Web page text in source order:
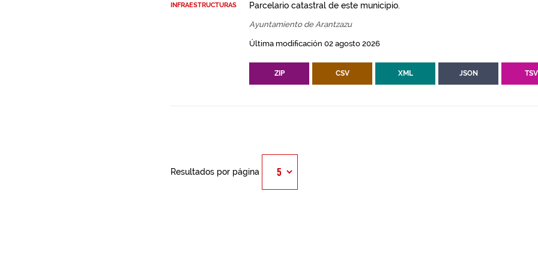
INFRAESTRUCTURAS
Parcelario catastral de este municipio.
Ayuntamiento de Arantzazu
Última modificación 02 agosto 2026
ZIP CSV XML JSON TSV
Resultados por página